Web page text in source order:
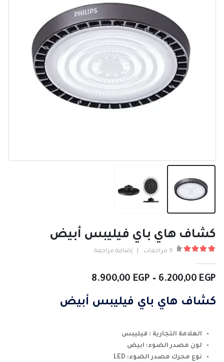
كشاف هاي باي فيليبس أبيض
9 مراجعات إضافة مراجعة
6.200,00 EGP
–
8.900,00 EGP
نطاق
من
كشاف هاي باي فيليبس أبيض
العلامة التجارية : فيليبس
لون مصدر الضوء: ابيض
نوع محرك مصدر الضوء: LED